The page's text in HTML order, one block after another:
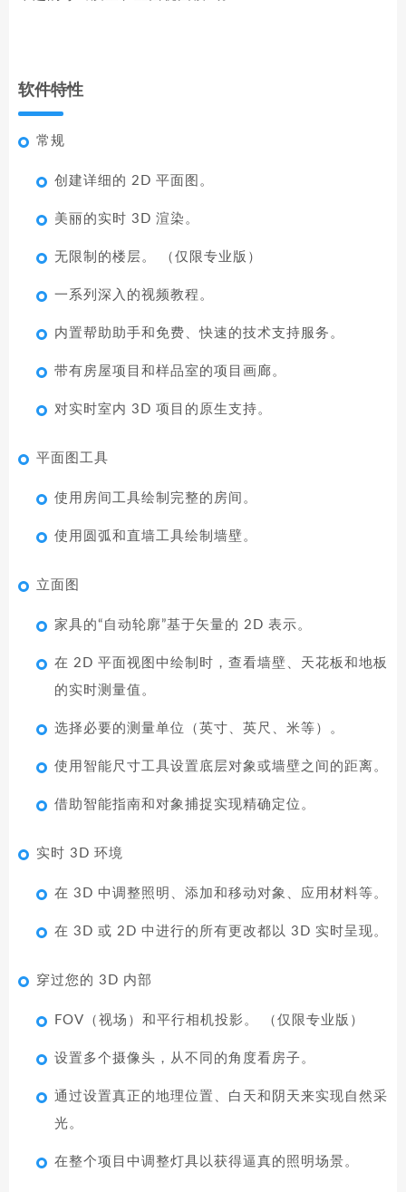
软件特性
常规
创建详细的 2D 平面图。
美丽的实时 3D 渲染。
无限制的楼层。 （仅限专业版）
一系列深入的视频教程。
内置帮助助手和免费、快速的技术支持服务。
带有房屋项目和样品室的项目画廊。
对实时室内 3D 项目的原生支持。
平面图工具
使用房间工具绘制完整的房间。
使用圆弧和直墙工具绘制墙壁。
立面图
家具的“自动轮廓”基于矢量的 2D 表示。
在 2D 平面视图中绘制时，查看墙壁、天花板和地板
的实时测量值。
选择必要的测量单位（英寸、英尺、米等）。
使用智能尺寸工具设置底层对象或墙壁之间的距离。
借助智能指南和对象捕捉实现精确定位。
实时 3D 环境
在 3D 中调整照明、添加和移动对象、应用材料等。
在 3D 或 2D 中进行的所有更改都以 3D 实时呈现。
穿过您的 3D 内部
FOV（视场）和平行相机投影。 （仅限专业版）
设置多个摄像头，从不同的角度看房子。
通过设置真正的地理位置、白天和阴天来实现自然采
光。
在整个项目中调整灯具以获得逼真的照明场景。